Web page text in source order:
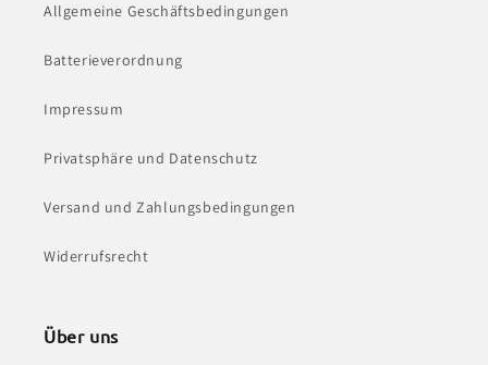
Allgemeine Geschäftsbedingungen
Batterieverordnung
Impressum
Privatsphäre und Datenschutz
Versand und Zahlungsbedingungen
Widerrufsrecht
Über uns